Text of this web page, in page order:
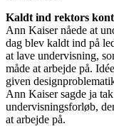
Kaldt ind rektors
Ann Kaiser nåede at
dag blev kaldt ind på
at lave undervisning,
måde at arbejde på.
given
Ann Kaiser sagde ja
undervisningsforløb,
at arbejde på.